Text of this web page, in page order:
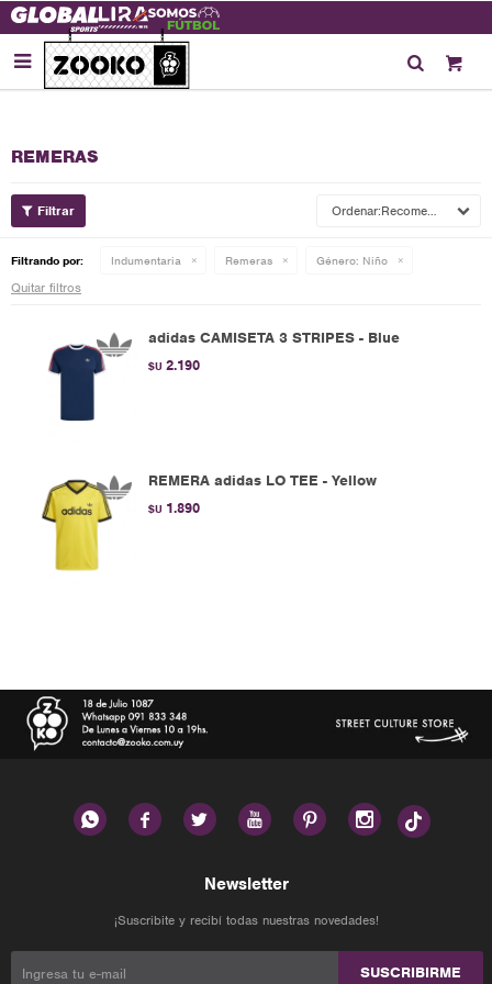

REMERAS
Recomendados
Filtrando por: Indumentaria Remeras Género: Niño
Quitar filtros
adidas CAMISETA 3 STRIPES - Blue
$U 2.190
REMERA adidas LO TEE - Yellow
$U 1.890
     
Newsletter
¡Suscribite y recibí todas nuestras novedades!
SUSCRIBIRME